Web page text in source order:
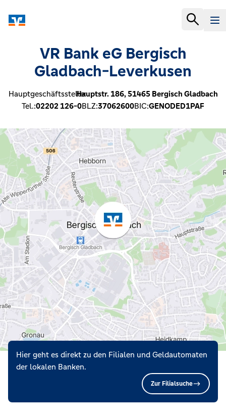
VR Bank eG Bergisch
Gladbach-Leverkusen
Hauptgeschäftsstelle:Hauptstr. 186,51465 Bergisch Gladbach
Tel.:02202 126-0BLZ:37062600BIC:GENODED1PAF
Hier geht es direkt zu den Filialen und Geldautomaten
der lokalen Banken.
Zur Filialsuche